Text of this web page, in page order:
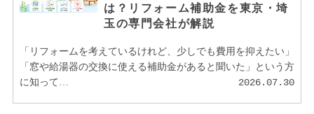
は？リフォーム補助金を東京・埼
玉の専門会社が解説
「リフォームを考えているけれど、少しでも費用を抑えたい」
「窓や給湯器の交換に使える補助金があると聞いた」という方
に知って…
2026.07.30